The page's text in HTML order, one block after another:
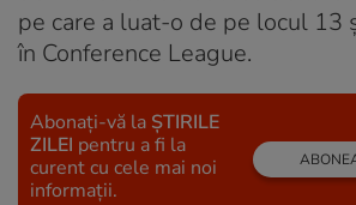
pe care a luat-o de pe locul 13
în Conference League.
Abonați-vă la ȘTIRILE
ZILEI pentru a fi la
curent cu cele mai noi
informații.